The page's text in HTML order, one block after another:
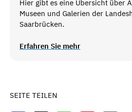
Hier gibt es eine Übersicht über
Museen und Galerien der
Saarbrücken.
Erfahren Sie mehr
SEITE TEILEN